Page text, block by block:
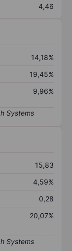
4,46
14,18%
19,45%
9,96%
15,83
4,59%
0,28
20,07%